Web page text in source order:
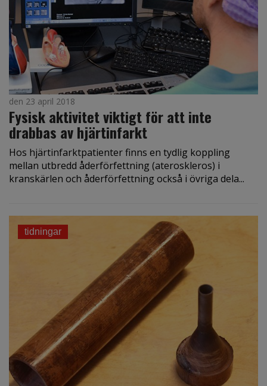
den 23 april 2018
Fysisk aktivitet viktigt för att inte
drabbas av hjärtinfarkt
Hos hjärtinfarktpatienter finns en tydlig koppling
mellan utbredd åderförfettning (ateroskleros) i
kranskärlen och åderförfettning också i övriga dela...
tidningar